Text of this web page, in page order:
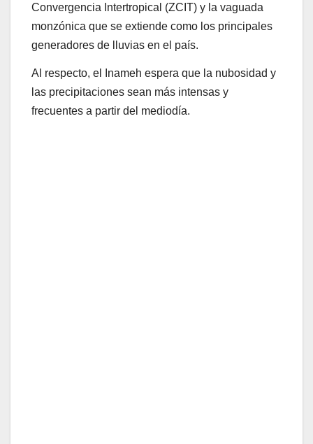
Convergencia Intertropical (ZCIT) y la vaguada
monzónica que se extiende como los principales
generadores de lluvias en el país.
Al respecto, el Inameh espera que la nubosidad y
las precipitaciones sean más intensas y
frecuentes a partir del mediodía.